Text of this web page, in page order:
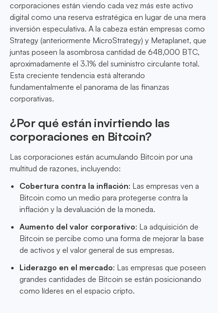
corporaciones están viendo cada vez más este activo
digital como una reserva estratégica en lugar de una mera
inversión especulativa. A la cabeza están empresas como
Strategy (anteriormente MicroStrategy) y Metaplanet, que
juntas poseen la asombrosa cantidad de 648,000 BTC,
aproximadamente el 3.1% del suministro circulante total.
Esta creciente tendencia está alterando
fundamentalmente el panorama de las finanzas
corporativas.
¿Por qué están invirtiendo las
corporaciones en Bitcoin?
Las corporaciones están acumulando Bitcoin por una
multitud de razones, incluyendo:
Cobertura contra la inflación: Las empresas ven a
Bitcoin como un medio para protegerse contra la
inflación y la devaluación de la moneda.
Aumento del valor corporativo: La adquisición de
Bitcoin se percibe como una forma de mejorar la base
de activos y el valor general de sus empresas.
Liderazgo en el mercado: Las empresas que poseen
grandes cantidades de Bitcoin se están posicionando
como líderes en el espacio cripto.